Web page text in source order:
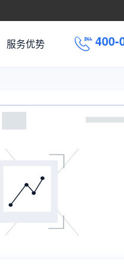
服务优势 4 0
4 00-